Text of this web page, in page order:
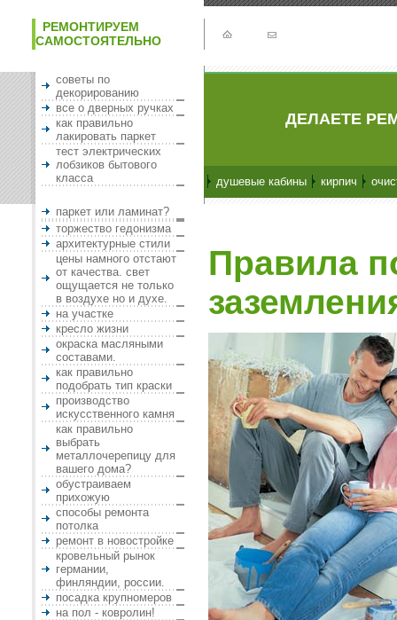
РЕМОНТИРУЕМ
САМОСТОЯТЕЛЬНО
советы по
декорированию
все о дверных ручках
как правильно
лакировать паркет
тест электрических
лобзиков бытового
класса
ДЕЛАЕТЕ
душевые кабины кирпич
паркет или ламинат?
торжество гедонизма
архитектурные стили
цены намного отстают
от качества. свет
ощущается не только
в воздухе но и духе.
на участке
кресло жизни
окраска масляными
составами.
как правильно
подобрать тип краски
производство
искусственного камня
как правильно
выбрать
металлочерепицу для
вашего дома?
обустраиваем
прихожую
способы ремонта
потолка
ремонт в новостройке
кровельный рынок
германии,
финляндии, россии.
посадка крупномеров
на пол - ковролин!
Правила